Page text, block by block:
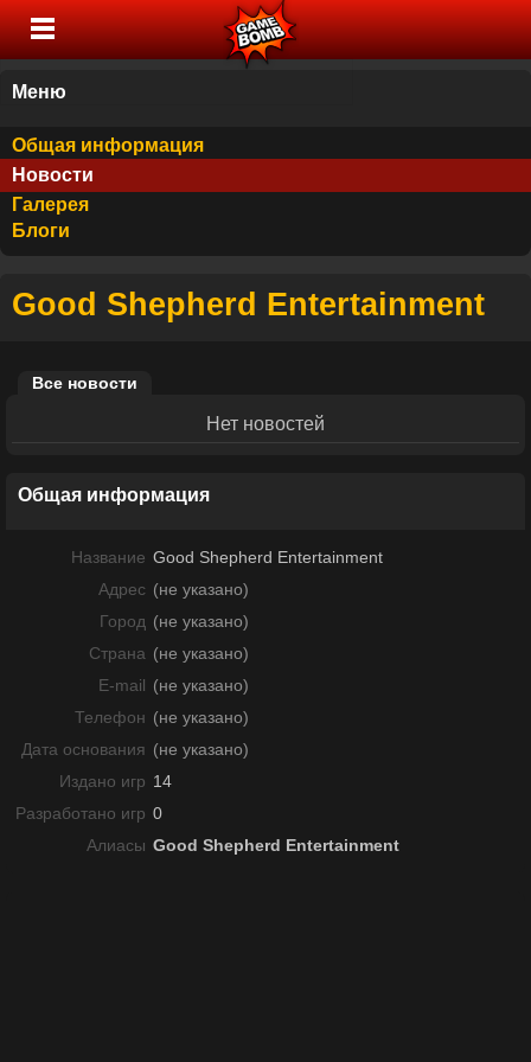
Меню
Общая информация
Новости
Галерея
Блоги
Good Shepherd Entertainment
Все новости
Нет новостей
Общая информация
Название Good Shepherd Entertainment
Адрес (не указано)
Город (не указано)
Страна (не указано)
E-mail (не указано)
Телефон (не указано)
Дата основания (не указано)
Издано игр 14
Разработано игр 0
Алиасы Good Shepherd Entertainment